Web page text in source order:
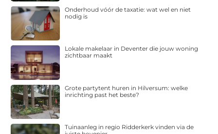
Onderhoud vóór de taxatie: wat wel en niet
nodig is
Lokale makelaar in Deventer die jouw woning
zichtbaar maakt
Grote partytent huren in Hilversum: welke
inrichting past het beste?
Tuinaanleg in regio Ridderkerk vinden via de